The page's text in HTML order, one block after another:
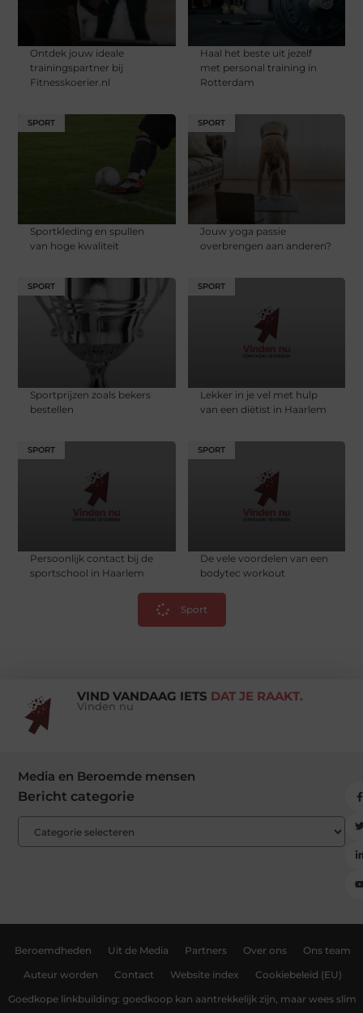
Ontdek jouw ideale
trainingspartner bij
Fitnesskoerier.nl
Haal het beste uit jezelf
met personal training in
Rotterdam
SPORT
Sportkleding en spullen
van hoge kwaliteit
SPORT
Jouw yoga passie
overbrengen aan anderen?
SPORT
Sportprijzen zoals bekers
bestellen
SPORT
Lekker in je vel met hulp
van een diëtist in Haarlem
SPORT
Persoonlijk contact bij de
sportschool in Haarlem
SPORT
De vele voordelen van een
bodytec workout
Sport
VIND VANDAAG IETS DAT JE RAAKT.
Vinden nu
Media en Beroemde mensen
Bericht categorie
Beroemdheden Uit de Media Partners Over ons Ons team
Auteur worden Contact Website index Cookiebeleid (EU)
Goedkope linkbuilding: goedkoop kan aantrekkelijk zijn, maar wees slim